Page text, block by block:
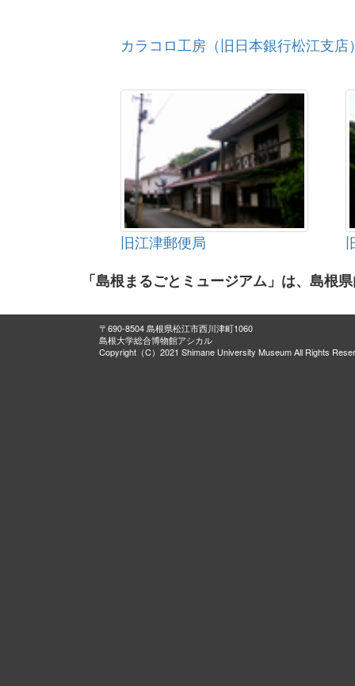
カラコロ工房（旧日本銀行松江支店
旧江津郵便局
「島根まるごとミュージアム」は、島根
〒690-8504 島根県松江市西川津町1060
島根大学総合博物館アシカル
Copyright（C）2021 Shimane University Museum All Rights